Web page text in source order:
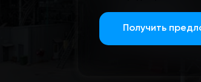
Получить